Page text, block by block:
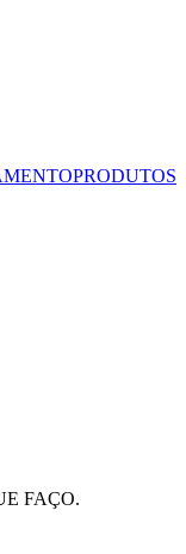
PRODUTOS
FAÇO.